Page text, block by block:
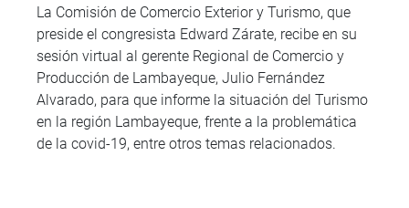
La Comisión de Comercio Exterior y Turismo, que
preside el congresista Edward Zárate, recibe en su
sesión virtual al gerente Regional de Comercio y
Producción de Lambayeque, Julio Fernández
Alvarado, para que informe la situación del Turismo
en la región Lambayeque, frente a la problemática
de la covid-19, entre otros temas relacionados.